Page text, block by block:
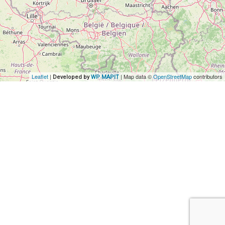
Leaflet| Developed byWP MAPIT| Map data ©OpenStreetMapcontributors